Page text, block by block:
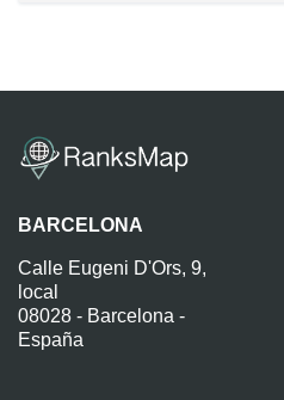
BARCELONA
Calle Eugeni D'Ors, 9,
local
08028 - Barcelona -
España